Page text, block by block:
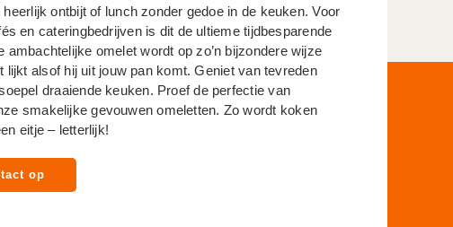
ontbijt of lunch zonder gedoe in de keuken. Voor
en cateringbedrijven is dit de ultieme tijdbesparende
ambachtelijke omelet wordt op zo’n bijzondere wijze
lijkt alsof hij uit jouw pan komt. Geniet van tevreden
draaiende keuken. Proef de perfectie van
smakelijke gevouwen omeletten. Zo wordt koken
eitje – letterlijk!
op